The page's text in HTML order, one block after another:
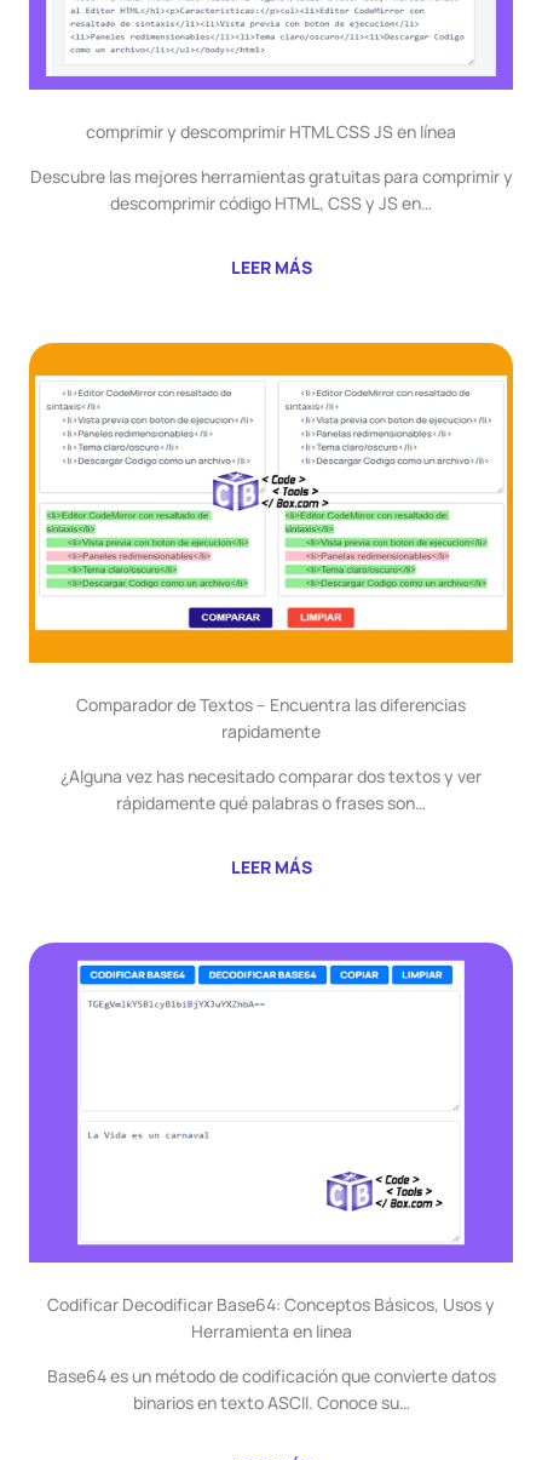
comprimir y descomprimir HTML CSS JS en línea
Descubre las mejores herramientas gratuitas para comprimir y
descomprimir código HTML, CSS y JS en…
LEER MÁS
Comparador de Textos – Encuentra las diferencias
rapidamente
¿Alguna vez has necesitado comparar dos textos y ver
rápidamente qué palabras o frases son…
LEER MÁS
Codificar Decodificar Base64: Conceptos Básicos, Usos y
Herramienta en linea
Base64 es un método de codificación que convierte datos
binarios en texto ASCII. Conoce su…